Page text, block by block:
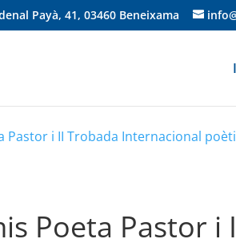
Payà, 41, 03460 Beneixama
Pastor i II Trobada Internacional
Poeta Pastor